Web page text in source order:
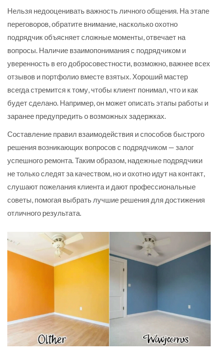
Нельзя недооценивать важность личного общения. На этапе
переговоров, обратите внимание, насколько охотно
подрядчик объясняет сложные моменты, отвечает на
вопросы. Наличие взаимопонимания с подрядчиком и
уверенность в его добросовестности, возможно, важнее всех
отзывов и портфолио вместе взятых. Хороший мастер
всегда стремится к тому, чтобы клиент понимал, что и как
будет сделано. Например, он может описать этапы работы и
заранее предупредить о возможных задержках.
Составление правил взаимодействия и способов быстрого
решения возникающих вопросов с подрядчиком — залог
успешного ремонта. Таким образом, надежные подрядчики
не только следят за качеством, но и охотно идут на контакт,
слушают пожелания клиента и дают профессиональные
советы, помогая выбрать лучшие решения для достижения
отличного результата.